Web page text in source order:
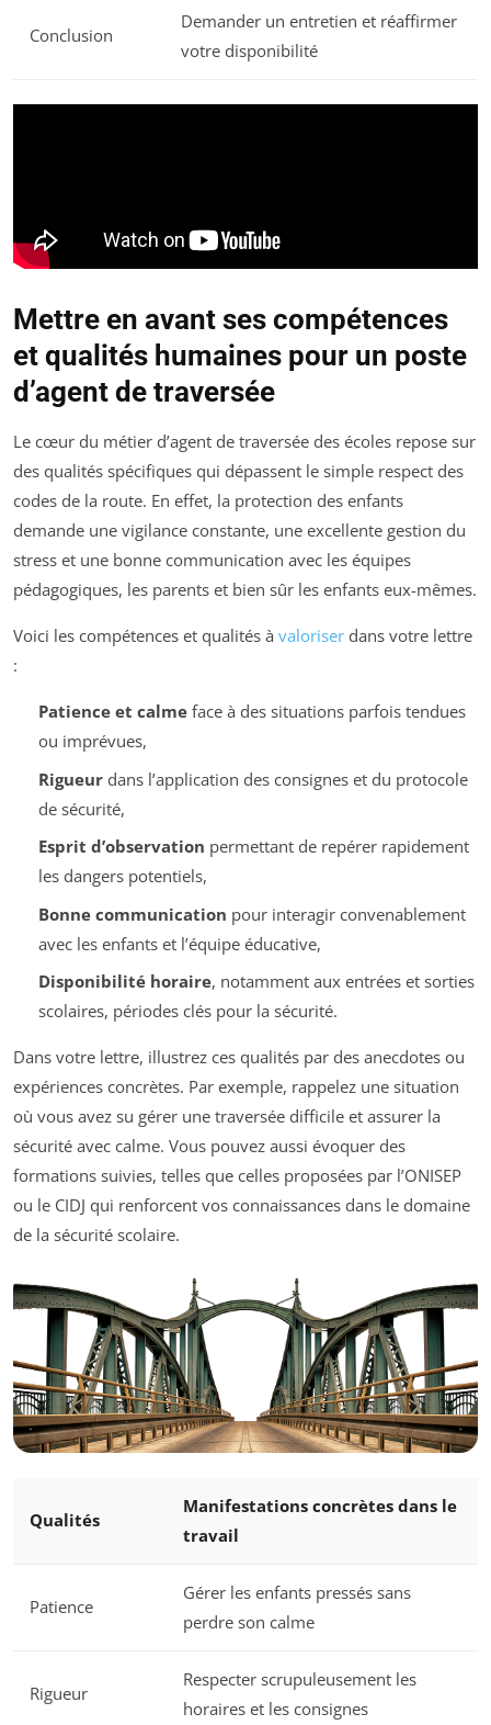
Conclusion
Demander un entretien et réaffirmer
votre disponibilité
Mettre en avant ses compétences
et qualités humaines pour un poste
d’agent de traversée
Le cœur du métier d’agent de traversée des écoles repose sur
des qualités spécifiques qui dépassent le simple respect des
codes de la route. En effet, la protection des enfants
demande une vigilance constante, une excellente gestion du
stress et une bonne communication avec les équipes
pédagogiques, les parents et bien sûr les enfants eux-mêmes.
Voici les compétences et qualités à valoriser dans votre lettre
:
Patience et calmeface à des situations parfois tendues
ou imprévues,
Rigueurdans l’application des consignes et du protocole
de sécurité,
Esprit d’observation permettant de repérer rapidement
les dangers potentiels,
Bonne communication pour interagir convenablement
avec les enfants et l’équipe éducative,
Disponibilité horaire, notamment aux entrées et sorties
scolaires, périodes clés pour la sécurité.
Dans votre lettre, illustrez ces qualités par des anecdotes ou
expériences concrètes. Par exemple, rappelez une situation
où vous avez su gérer une traversée difficile et assurer la
sécurité avec calme. Vous pouvez aussi évoquer des
formations suivies, telles que celles proposées par l’ONISEP
ou le CIDJ qui renforcent vos connaissances dans le domaine
de la sécurité scolaire.
Qualités
Manifestations concrètes dans le
travail
Patience
Gérer les enfants pressés sans
perdre son calme
Rigueur
Respecter scrupuleusement les
horaires et les consignes